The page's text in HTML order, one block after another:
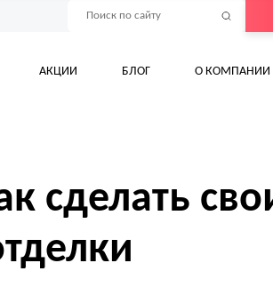
АКЦИИ БЛОГ О КОМПАНИИ
сделать